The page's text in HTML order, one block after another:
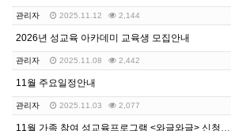
관리자 2025.11.12 2,144
2026년 성교육 아카데미 교육생 모집안내
관리자 2025.11.08 2,442
11월 주요일정안내
관리자 2025.11.03 2,077